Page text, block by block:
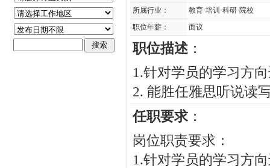
所属行业：
教育·培训·科研·院校
职位年薪：
面议
职位描述 ：
1.针对学员的学习方
2. 能胜任雅思听说读
任职要求：
岗位职责要求：
1.针对学员的学习方